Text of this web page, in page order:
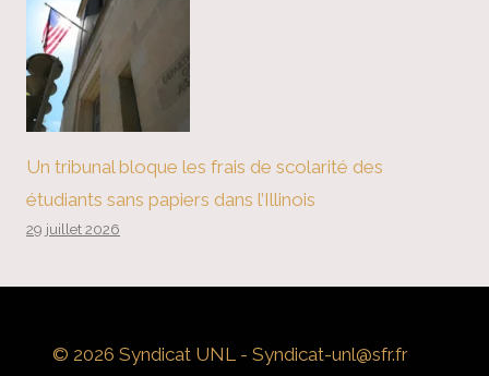
Un tribunal bloque les frais de scolarité des
étudiants sans papiers dans l’Illinois
29 juillet 2026
© 2026 Syndicat UNL - Syndicat-unl@sfr.fr